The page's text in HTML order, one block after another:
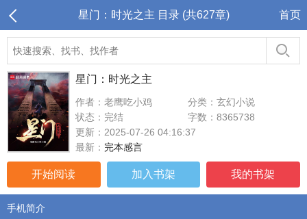
星门：时光之主 目录 (共627章) 首页
星门：时光之主
作者：老鹰吃小鸡
分类：玄幻小说
状态：完结
字数：8365738
更新：2025-07-26 04:16:37
最新： 完本感言
开始阅读 加入书架 我的书架
手机简介